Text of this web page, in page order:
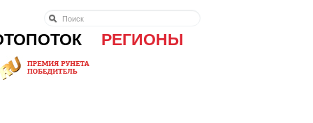
РЕГИОНЫ